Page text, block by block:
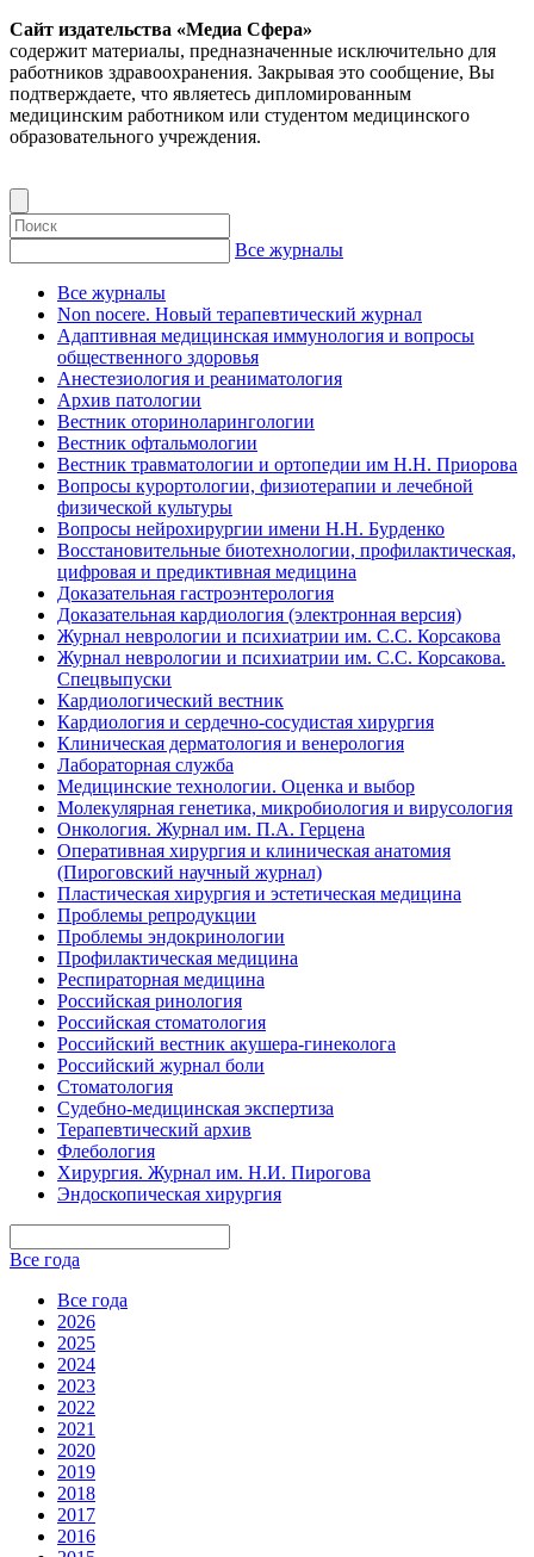
Сайт издательства «Медиа Сфера»
содержит материалы, предназначенные исключительно для
работников здравоохранения. Закрывая это сообщение, Вы
подтверждаете, что являетесь дипломированным
медицинским работником или студентом медицинского
образовательного учреждения.
Все журналы
Все журналы
Non nocere. Новый терапевтический журнал
Адаптивная медицинская иммунология и вопросы
общественного здоровья
Анестезиология и реаниматология
Архив патологии
Вестник оториноларингологии
Вестник офтальмологии
Вестник травматологии и ортопедии им Н.Н. Приорова
Вопросы курортологии, физиотерапии и лечебной
физической культуры
Вопросы нейрохирургии имени Н.Н. Бурденко
Восстановительные биотехнологии, профилактическая,
цифровая и предиктивная медицина
Доказательная гастроэнтерология
Доказательная кардиология (электронная версия)
Журнал неврологии и психиатрии им. С.С. Корсакова
Журнал неврологии и психиатрии им. С.С. Корсакова.
Спецвыпуски
Кардиологический вестник
Кардиология и сердечно-сосудистая хирургия
Клиническая дерматология и венерология
Лабораторная служба
Медицинские технологии. Оценка и выбор
Молекулярная генетика, микробиология и вирусология
Онкология. Журнал им. П.А. Герцена
Оперативная хирургия и клиническая анатомия
(Пироговский научный журнал)
Пластическая хирургия и эстетическая медицина
Проблемы репродукции
Проблемы эндокринологии
Профилактическая медицина
Респираторная медицина
Российская ринология
Российская стоматология
Российский вестник акушера-гинеколога
Российский журнал боли
Стоматология
Судебно-медицинская экспертиза
Терапевтический архив
Флебология
Хирургия. Журнал им. Н.И. Пирогова
Эндоскопическая хирургия
Все года
Все года
2026
2025
2024
2023
2022
2021
2020
2019
2018
2017
2016